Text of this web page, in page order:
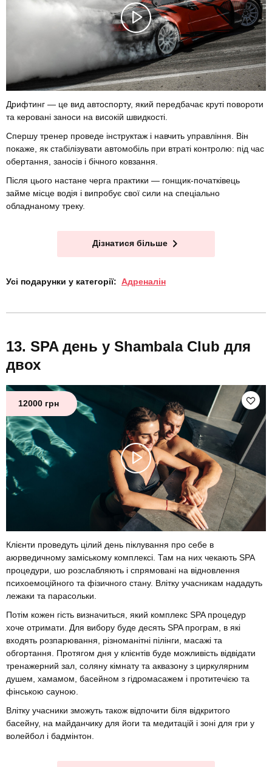
Дрифтинг — це вид автоспорту, який передбачає круті повороти
та керовані заноси на високій швидкості.
Спершу тренер проведе інструктаж і навчить управління. Він
покаже, як стабілізувати автомобіль при втраті контролю: під час
обертання, заносів і бічного ковзання.
Після цього настане черга практики — гонщик-початківець
займе місце водія і випробує свої сили на спеціально
обладнаному треку.
Дізнатися більше
Усі подарунки у категорії: Адреналін
SPA день у Shambala Club для
двох
12000 грн
Клієнти проведуть цілий день піклування про себе в
аюрведичному заміському комплексі. Там на них чекають SPA
процедури, шо розслабляють і спрямовані на відновлення
психоемоційного та фізичного стану. Влітку учасникам нададуть
лежаки та парасольки.
Потім кожен гість визначиться, який комплекс SPA процедур
хоче отримати. Для вибору буде десять SPA програм, в які
входять розпарювання, різноманітні пілінги, масажі та
обгортання. Протягом дня у клієнтів буде можливість відвідати
тренажерний зал, соляну кімнату та аквазону з циркулярним
душем, хамамом, басейном з гідромасажем і протитечією та
фінською сауною.
Влітку учасники зможуть також відпочити біля відкритого
басейну, на майданчику для йоги та медитацій і зоні для гри у
волейбол і бадмінтон.